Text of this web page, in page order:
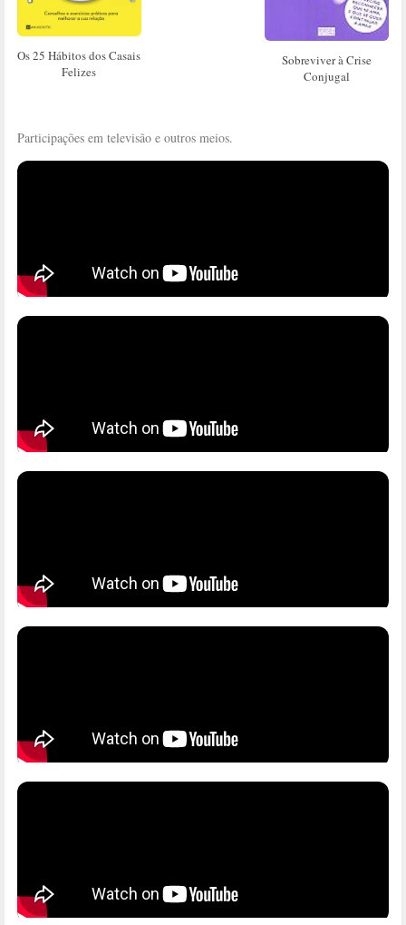
Os 25 Hábitos dos Casais
Felizes
Sobreviver à Crise
Conjugal
Participações em televisão e outros meios.